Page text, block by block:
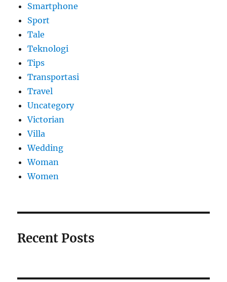
Smartphone
Sport
Tale
Teknologi
Tips
Transportasi
Travel
Uncategory
Victorian
Villa
Wedding
Woman
Women
Recent Posts